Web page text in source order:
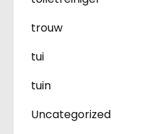
trouw
tui
tuin
Uncategorized